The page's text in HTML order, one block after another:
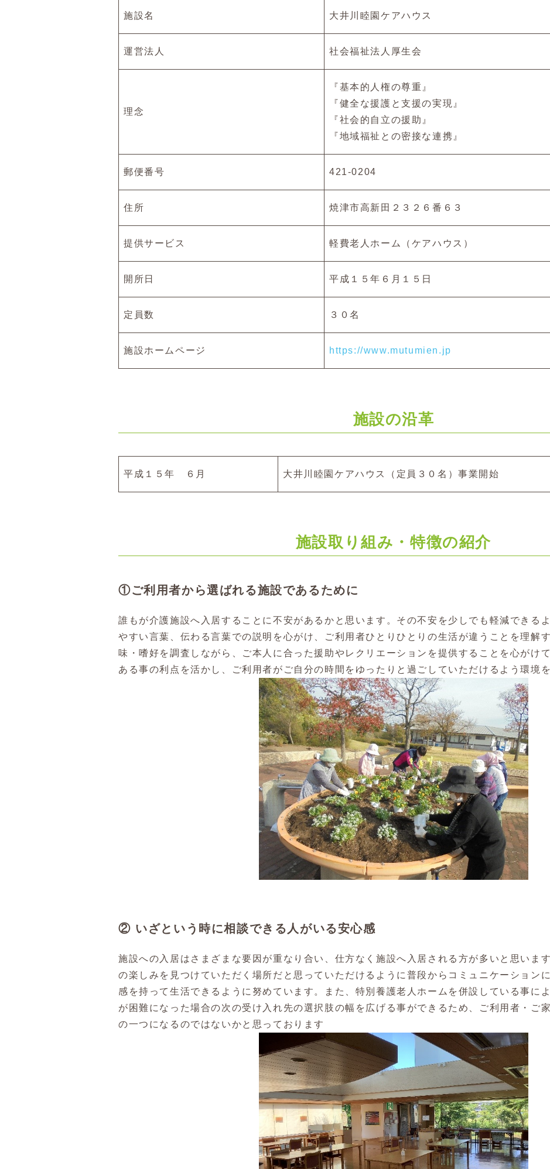
施設名 大井川睦園ケアハウス
運営法人 社会福祉法人厚生会
理念
『基本的人権の尊重』
『健全な援護と支援の実現』
『社会的自立の援助』
『地域福祉との密接な連携』
郵便番号 421-0204
住所 焼津市高新田２３２６番６３
提供サービス 軽費老人ホーム（ケアハウス）
開所日 平成１５年６月１５日
定員数 ３０名
施設ホームページ https://www.mutumien.jp
施設の沿革
平成１５年 ６月 大井川睦園ケアハウス（定員３０名）事業開始
施設取り組み・特徴の紹介
①ご利用者から選ばれる施設であるために
誰もが介護施設へ入居することに不安があるかと思います。その不安を少しでも軽減できる
やすい言葉、伝わる言葉での説明を心がけ、ご利用者ひとりひとりの生活が違うことを理解
味・嗜好を調査しながら、ご本人に合った援助やレクリエーションを提供することを心がけ
ある事の利点を活かし、ご利用者がご自分の時間をゆったりと過ごしていただけるよう環境
② いざという時に相談できる人がいる安心感
施設への入居はさまざまな要因が重なり合い、仕方なく施設へ入居される方が多いと思いま
の楽しみを見つけていただく場所だと思っていただけるように普段からコミュニケーション
感を持って生活できるように努めています。また、特別養護老人ホームを併設している事に
が困難になった場合の次の受け入れ先の選択肢の幅を広げる事ができるため、ご利用者・ご
の一つになるのではないかと思っております